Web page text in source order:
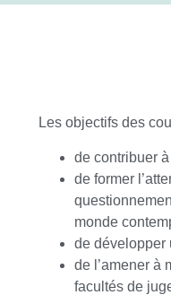
Les objectifs des
de contribuer
de former
monde
de développer
de l’amener à
facultés de